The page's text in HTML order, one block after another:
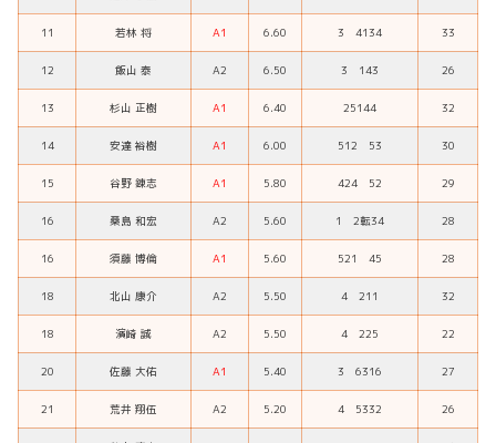
11 若林 将 A1 6.60 3 4134 33
12 飯山 泰 A2 6.50 3 143 26
13 杉山 正樹 A1 6.40 25144 32
14 安達 裕樹 A1 6.00 512 53 30
15 谷野 錬志 A1 5.80 424 52 29
16 桑島 和宏 A2 5.60 1 2転34 28
16 須藤 博倫 A1 5.60 521 45 28
18 北山 康介 A2 5.50 4 211 32
18 濱崎 誠 A2 5.50 4 225 22
20 佐藤 大佑 A1 5.40 3 6316 27
21 荒井 翔伍 A2 5.20 4 5332 26